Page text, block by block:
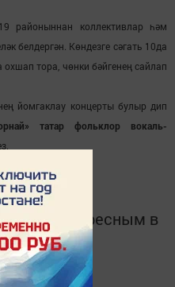
районыннан коллективлар һәм
белдергән. Көндезге сәгать 10да
тора, чөнки бәйгенең сайлап
йомгаклау концерты булыр дип
татар фольклор вокаль-
и интересным в